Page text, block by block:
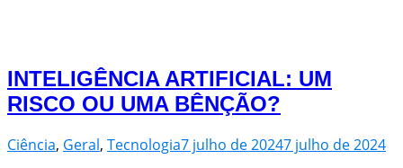
INTELIGÊNCIA ARTIFICIAL: UM
RISCO OU UMA BÊNÇÃO?
Ciência, Geral, Tecnologia7 julho de 20247 julho de 2024